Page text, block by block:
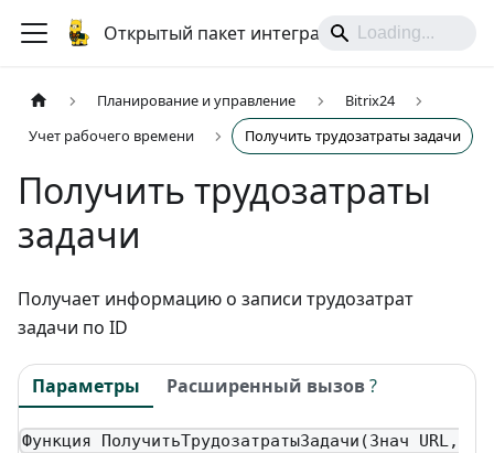
Открытый пакет интеграций
Планирование и управление
Bitrix24
Учет рабочего времени
Получить трудозатраты задачи
Получить трудозатраты
задачи
Получает информацию о записи трудозатрат
задачи по ID
Параметры Расширенный вызов?
Функция ПолучитьТрудозатратыЗадачи(Знач URL,